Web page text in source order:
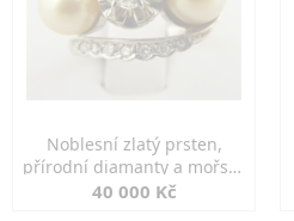
Noblesní zlatý prsten,
přírodní diamanty a mořské
perly
40 000 Kč